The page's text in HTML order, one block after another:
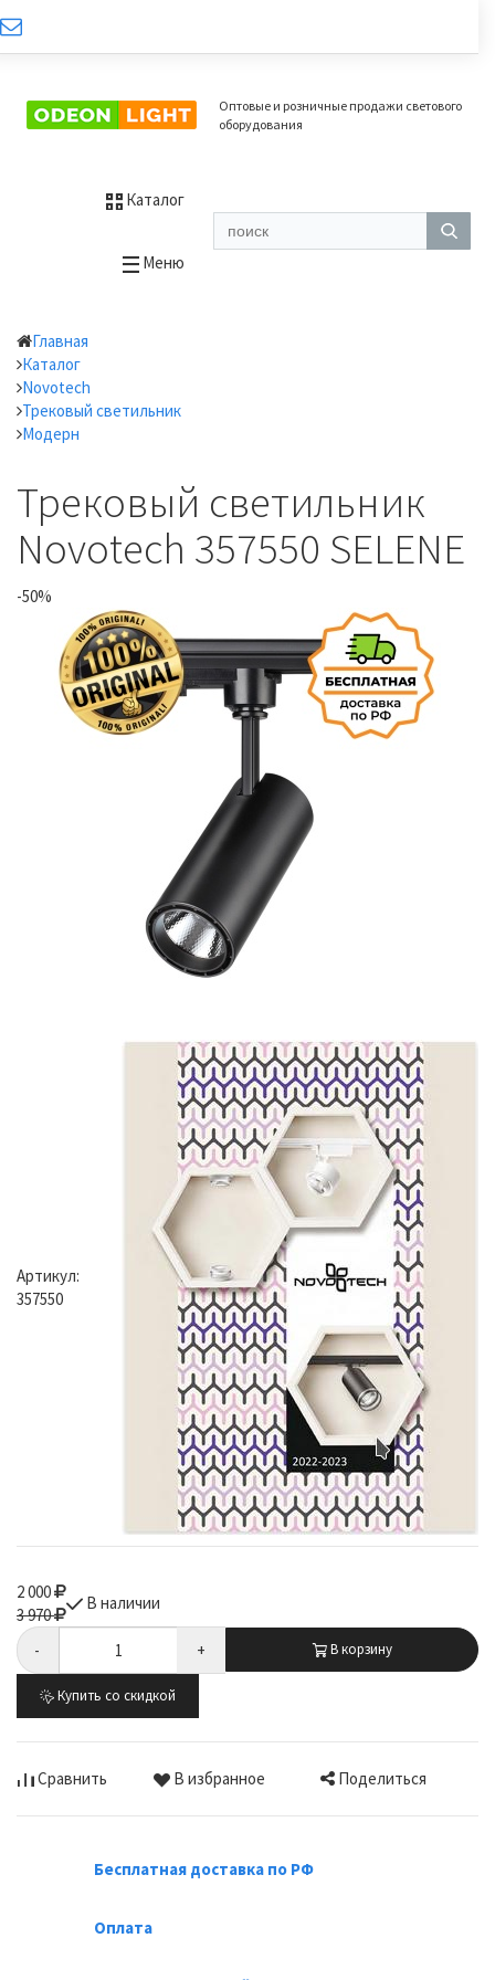
Оптовые и розничные продажи светового
оборудования
Каталог
Меню
Главная
Каталог
Novotech
Трековый светильник
Модерн
Трековый светильник
Novotech 357550 SELENE
-50%
Артикул:
357550
2 000
3 970
В наличии
- + В корзину
Купить со скидкой
Сравнить В избранное Поделиться
Бесплатная доставка по РФ
Оплата